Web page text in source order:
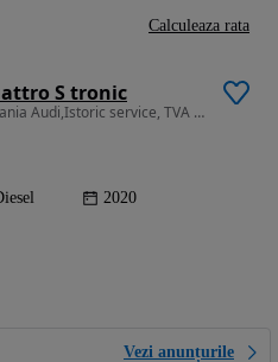
S tronic
1968 cm3 • 204 CP • Import Germania Audi,Istoric service, TVA deductibil
2020
Vezi anunțurile
Calculeaza rata